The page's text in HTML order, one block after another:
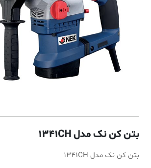
بتن کن نک مدل 1341CH
بتن کن نک مدل 1341CH